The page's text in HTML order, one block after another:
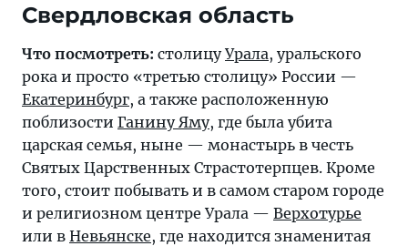
Свердловская область
Что посмотреть: столицуУрала, уральского
рока и просто «третью столицу» России —
Екатеринбург, а также расположенную
поблизости Ганину Яму, где была убита
царская семья, ныне — монастырь в честь
Святых Царственных Страстотерпцев. Кроме
того, стоит побывать и в самом старом городе
и религиозном центре Урала — Верхотурье
или в Невьянске, где находится знаменитая